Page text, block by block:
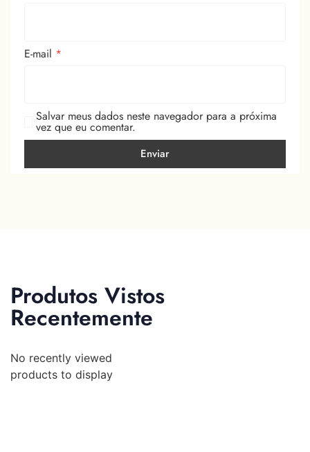
E-mail *
Salvar meus dados neste navegador para a próxima
vez que eu comentar.
Produtos Vistos
Recentemente
No recently viewed
products to display